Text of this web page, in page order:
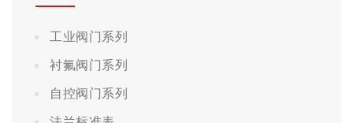
工业阀门系列
衬氟阀门系列
自控阀门系列